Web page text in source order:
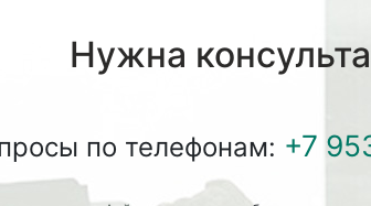
Нужна
по телефонам: +7